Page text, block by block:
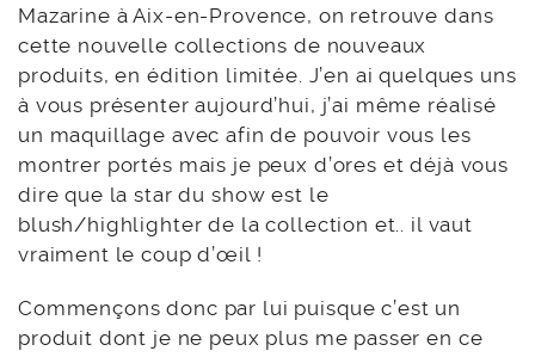
Mazarine à Aix-en-Provence, on retrouve dans
cette nouvelle collections de nouveaux
produits, en édition limitée. J’en ai quelques uns
à vous présenter aujourd’hui, j’ai même réalisé
un maquillage avec afin de pouvoir vous les
montrer portés mais je peux d’ores et déjà vous
dire que la star du show est le
blush/highlighter de la collection et.. il vaut
vraiment le coup d’œil !
Commençons donc par lui puisque c’est un
produit dont je ne peux plus me passer en ce